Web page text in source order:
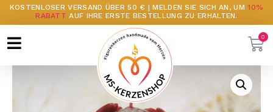
KOSTENLOSER VERSAND ÜBER 50 € | MELDEN SIE SICH AN, UM10%
RABATT AUF IHRE ERSTE BESTELLUNG ZU ERHALTEN.